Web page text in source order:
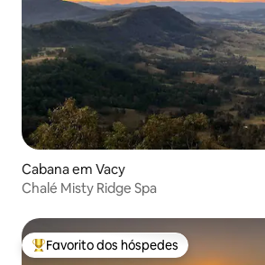
Cabana em Vacy
Chalé Misty Ridge Spa
Favoritos dos hóspedes mais apreciados
Favorito dos hóspedes